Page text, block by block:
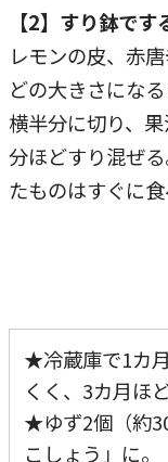
【2】すり鉢です
レモンの皮、赤
どの大きさにな
横半分に切り、
分ほどすり混ぜ
たものはすぐに食
★冷蔵庫で1カ
くく、3カ月ほ
★ゆず2個（約
こしょう」に。